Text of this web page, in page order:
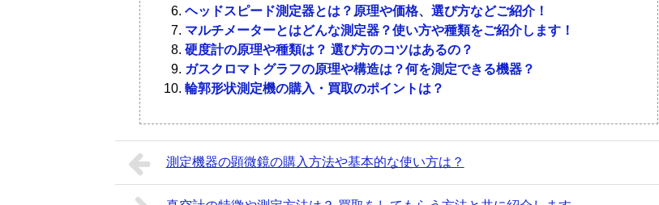
の中でも、測定された表面形状のうち、短波長で空間周波数の高い成分が粗さになるので
す。基準よりも摩擦が激しく、大きめの摩擦係数が特徴といえます。なめらかな表面より
も、手ざわりがざらざらしているほど、粗さが激しめになるでしょう。また、表面粗さの
ことを別名、線粗さ・面粗さともいいます。
1-2．粗さを測るとは
粗さを測るとは、部品の加工面の状態を測定することです。加工面の高さ・深さ・周期的
な形状の粗さなどを測定します。粗さを測定するためには、専用の機器が必要です。最も
定レーザーマイクロスコープ・ワンショット3D形状測定器について見ていきましょう。
接触式表面粗さ：触針を対象物の表面に触れさせることで測定する
原子間力顕微鏡：鋭い深針がついたカンチレバーを対象物より数ミリメートルの距
離に近づけると、深針先端の原子と対象物の原子の間に原子間力が働く。その力を
白色干渉計：対象物表面からある点までの光の距離に生じる差を利用して測定する
形状測定レーザーマイクロスコープ：照射されたレーザー光を利用して対象物の表
面を測定する
凸凹を測定する
Q．非接触式の測定時間はどのくらいか？
接触式よりも測定時間が早い非接触式も、種類によって異なります。レーザー顕微鏡の場
合は、1,024×768の画像をスキャンすると、0.1秒かかるでしょう。3次元データ化にはお
よそ10秒かかります。
Q．表面粗さ計のお手入れ方法は？
にからぶきしましょう。
Q．表面粗さ計の買取額はいくらぐらいか？
ヘッドスピード測定器とは？原理や価格、選び方などご紹介！
マルチメーターとはどんな測定器？使い方や種類をご紹介します！
硬度計の原理や種類は？ 選び方のコツはあるの？
ガスクロマトグラフの原理や構造は？何を測定できる機器？
輪郭形状測定機の購入・買取のポイントは？
測定機器の顕微鏡の購入方法や基本的な使い方は？